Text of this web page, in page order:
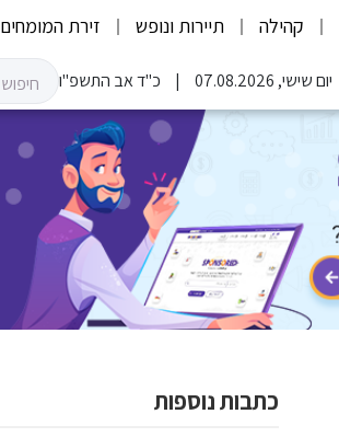
קהילה תיירות ונופש זירת המומחים
יום שישי, 07.08.2026 כ"ד אב התשפ"ו
כתבות נוספות